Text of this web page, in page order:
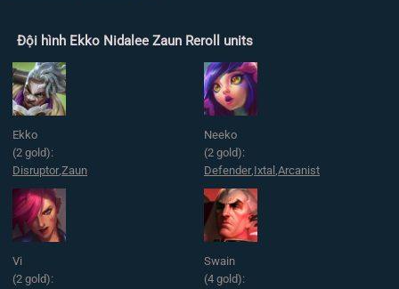
Đội hình Ekko Nidalee Zaun Reroll units
Ekko
(2 gold):
Disruptor,Zaun
Neeko
(2 gold):
Defender,Ixtal ,Arcanist
Vi
(2 gold):
Swain
(4 gold):